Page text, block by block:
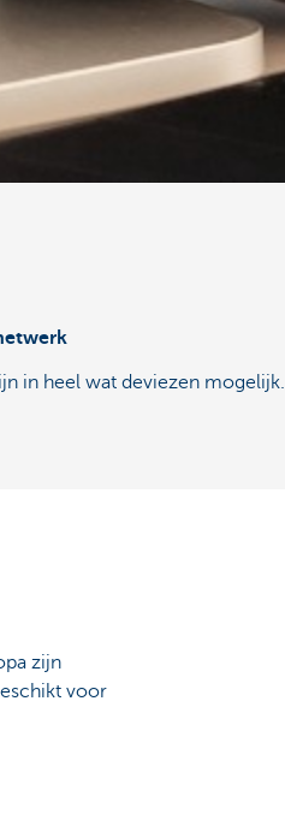
in heel wat deviezen mogelijk.
zijn
voor